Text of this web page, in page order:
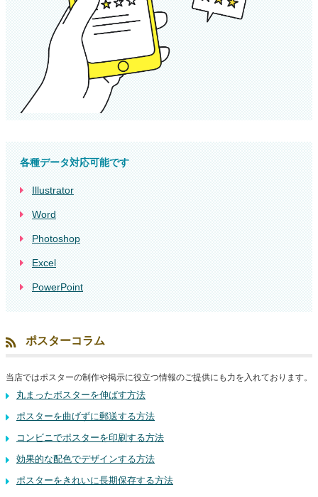
各種データ対応可能です
Illustrator
Word
Photoshop
Excel
PowerPoint
ポスターコラム
当店ではポスターの制作や掲示に役立つ情報のご提供にも力を入れております。
丸まったポスターを伸ばす方法
ポスターを曲げずに郵送する方法
コンビニでポスターを印刷する方法
効果的な配色でデザインする方法
ポスターをきれいに長期保存する方法